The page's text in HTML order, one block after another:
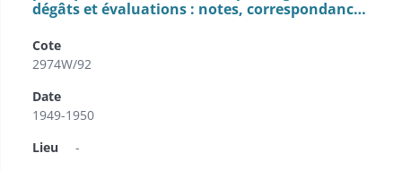
dégâts et évaluations : notes, correspondanc…
Cote
2974W/92
Date
1949-1950
Lieu
-